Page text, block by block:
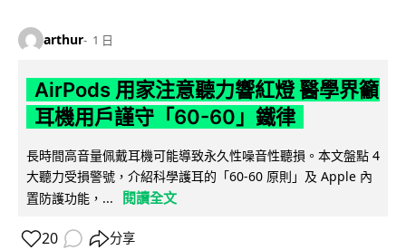
arthur 1 日
AirPods 用家注意聽力響紅燈 醫學界籲
耳機用戶謹守「60-60」鐵律
長時間高音量佩戴耳機可能導致永久性噪音性聽損。本文盤點 4
大聽力受損警號，介紹科學護耳的「60-60 原則」及 Apple 內
置防護功能，...
閱讀全文
20 分享